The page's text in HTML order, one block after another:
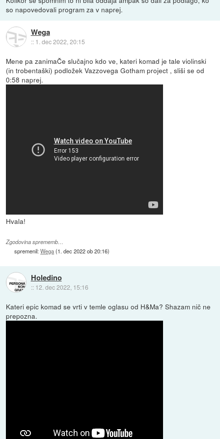
so napovedovali program za v naprej.
Wega
:: 1. dec 2022, 20:15
Mene pa zanimaČe slučajno kdo ve, kateri komad je tale violinski
(in trobentaški) podložek Vazzovega Gotham project , sliši se od
0:58 naprej.
Hvala!
Zgodovina sprememb…
spremenil:Wega(1. dec 2022 ob 20:16)
Holedino
:: 12. dec 2022, 15:16
Kateri epic komad se vrti v temle oglasu od H&Ma? Shazam nič ne
prepozna.